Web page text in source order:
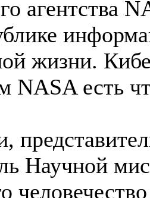
агентства
жизни.
NASA есть
Научной